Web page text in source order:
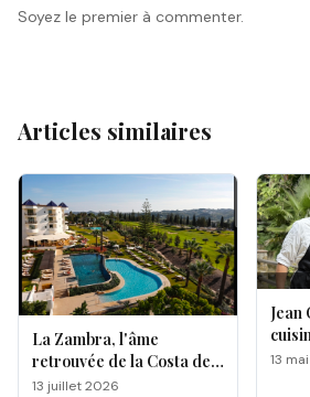
Soyez le premier à commenter.
Articles similaires
La Zambra, l'âme
retrouvée de la Costa del
Sol
13 juillet 2026
Jean
13